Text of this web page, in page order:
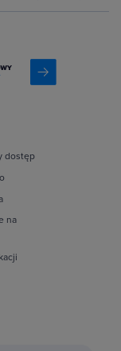
dostęp
na